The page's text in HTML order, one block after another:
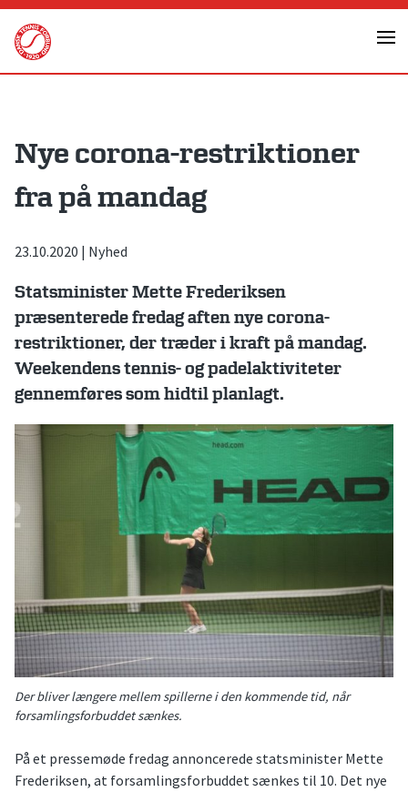
Skip
content
Nye corona-restriktioner
fra på mandag
23.10.2020 | Nyhed
Statsminister Mette Frederiksen
præsenterede fredag aften nye corona-
restriktioner, der træder i kraft på mandag.
Weekendens tennis- og padelaktiviteter
gennemføres som hidtil planlagt.
Der bliver længere mellem spillerne i den kommende tid, når
forsamlingsforbuddet sænkes.
På et pressemøde fredag annoncerede statsminister Mette
Frederiksen, at forsamlingsforbuddet sænkes til 10. Det nye